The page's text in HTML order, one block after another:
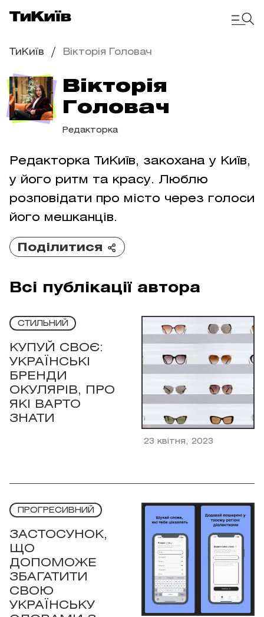
ТиКиїв Вікторія Головач
Вікторія
Головач
Редакторка
Редакторка ТиКиїв, закохана у Київ,
у його ритм та красу. Люблю
розповідати про місто через голоси
його мешканців.
Поділитися
Всі публікації автора
СТИЛЬНИЙ
КУПУЙ СВОЄ:
УКРАЇНСЬКІ
БРЕНДИ
ОКУЛЯРІВ, ПРО
ЯКІ ВАРТО
ЗНАТИ
23 квітня, 2023
ПРОГРЕСИВНИЙ
ЗАСТОСУНОК,
ЩО
ДОПОМОЖЕ
ЗБАГАТИТИ
СВОЮ
УКРАЇНСЬКУ